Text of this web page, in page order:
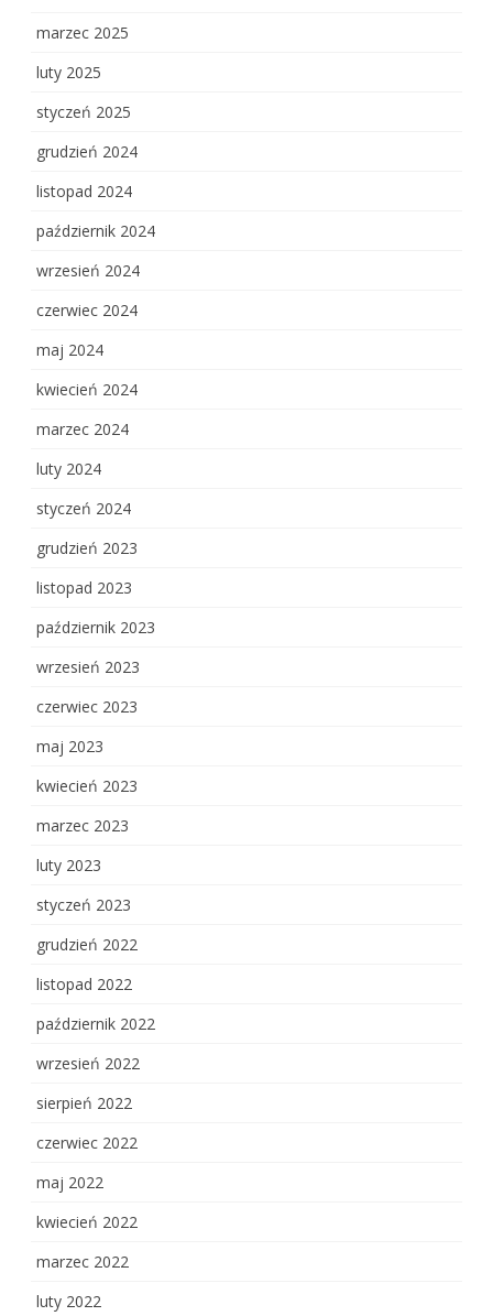
marzec 2025
luty 2025
styczeń 2025
grudzień 2024
listopad 2024
październik 2024
wrzesień 2024
czerwiec 2024
maj 2024
kwiecień 2024
marzec 2024
luty 2024
styczeń 2024
grudzień 2023
listopad 2023
październik 2023
wrzesień 2023
czerwiec 2023
maj 2023
kwiecień 2023
marzec 2023
luty 2023
styczeń 2023
grudzień 2022
listopad 2022
październik 2022
wrzesień 2022
sierpień 2022
czerwiec 2022
maj 2022
kwiecień 2022
marzec 2022
luty 2022